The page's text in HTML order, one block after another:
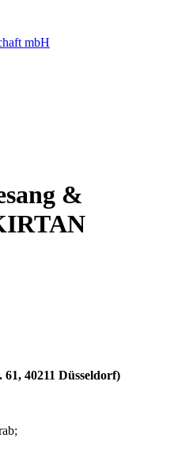
&
40211 Düsseldorf)